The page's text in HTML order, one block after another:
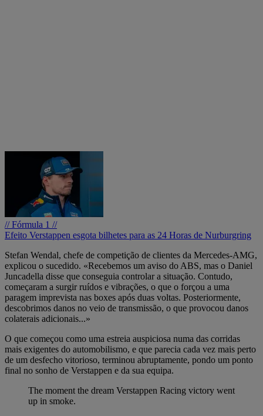
// Fórmula 1 //
Efeito Verstappen esgota bilhetes para as 24 Horas de Nurburgring
Stefan Wendal, chefe de competição de clientes da Mercedes-AMG,
explicou o sucedido. «Recebemos um aviso do ABS, mas o Daniel
Juncadella disse que conseguia controlar a situação. Contudo,
começaram a surgir ruídos e vibrações, o que o forçou a uma
paragem imprevista nas boxes após duas voltas. Posteriormente,
descobrimos danos no veio de transmissão, o que provocou danos
colaterais adicionais...»
O que começou como uma estreia auspiciosa numa das corridas
mais exigentes do automobilismo, e que parecia cada vez mais perto
de um desfecho vitorioso, terminou abruptamente, pondo um ponto
final no sonho de Verstappen e da sua equipa.
The moment the dream Verstappen Racing victory went
up in smoke.